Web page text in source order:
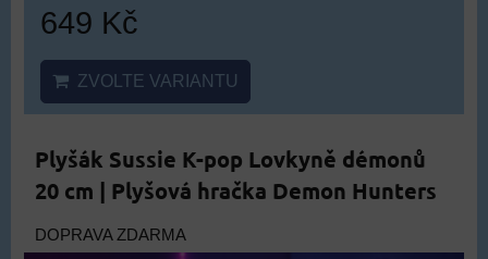
649 Kč
ZVOLTE VARIANTU
Plyšák Sussie K-pop Lovkyně démonů
20 cm | Plyšová hračka Demon Hunters
DOPRAVA ZDARMA